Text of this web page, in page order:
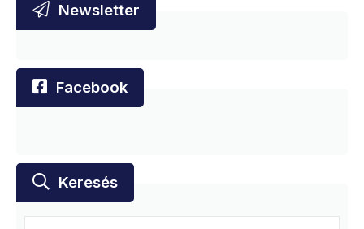
Newsletter
Facebook
Keresés